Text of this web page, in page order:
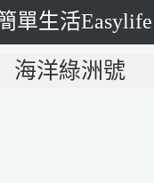
單生活Easylife
海洋綠洲號